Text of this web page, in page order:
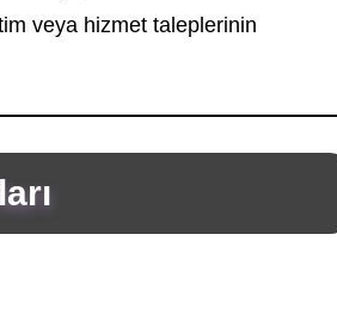
veya hizmet taleplerinin